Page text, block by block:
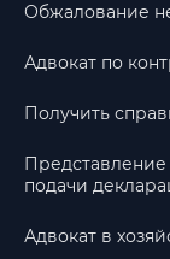
Обжалование
Адвокат по
Получить
подачи
Адвокат в